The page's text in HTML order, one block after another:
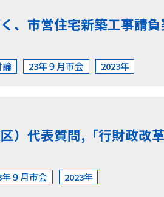
、市営住宅新築工事請
23年９月市会 2023年
）代表質問,「行財政改
年９月市会 2023年